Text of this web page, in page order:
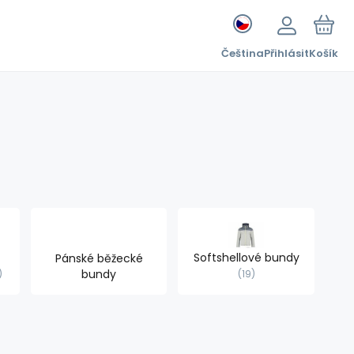
ČeštinaPřihlásitKošík
Pánské běžecké
bundy
Softshellové bundy
19